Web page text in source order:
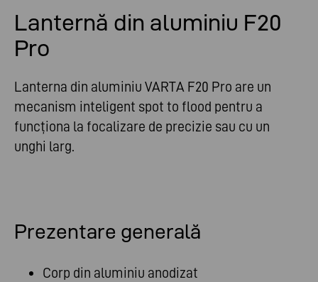
Lanternă din aluminiu F20
Pro
Lanterna din aluminiu VARTA F20 Pro are un
mecanism inteligent spot to flood pentru a
funcționa la focalizare de precizie sau cu un
unghi larg.
Prezentare generală
Corp din aluminiu anodizat